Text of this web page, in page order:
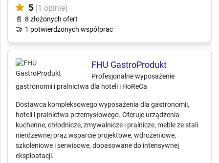
zaplecza szkół i przedszkoli. Łączymy ofertę handlową wielu
producentów z praktycznym doświadczeniem serwisowym.
5(1 opinie)
📄
🤝
1 potwierdzonych współprac
FHU GastroProdukt
Profesjonalne wyposażenie
gastronomii i pralnictwa dla hoteli i HoReCa
Dostawca kompleksowego wyposażenia dla gastronomii,
hoteli i pralnictwa przemysłowego. Oferuje urządzenia